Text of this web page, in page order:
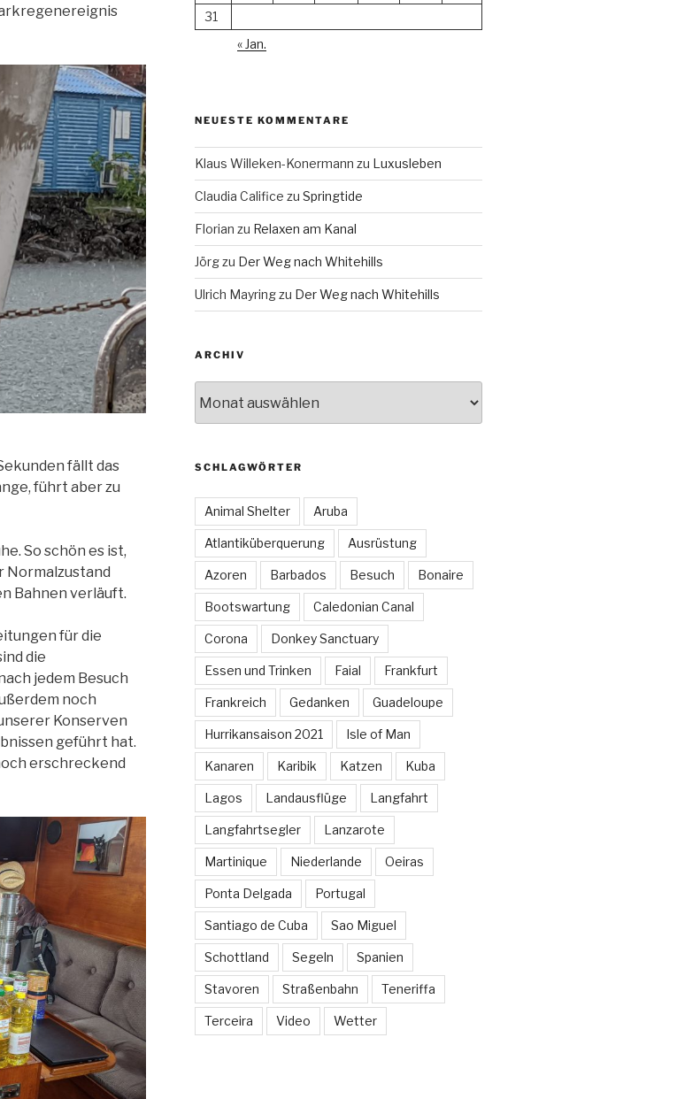
fällt das
führt aber zu
So schön es ist,
Normalzustand
Bahnen verläuft.
für die
die
jedem Besuch
noch
Konserven
geführt hat.
erschreckend
31
« Jan.
NEUESTE KOMMENTARE
Klaus Willeken-Konermann zu Luxusleben
Claudia Califice zu Springtide
Florian zu Relaxen am Kanal
Jörgzu Der Weg nach Whitehills
Ulrich Mayringzu Der Weg nach Whitehills
ARCHIV
SCHLAGWÖRTER
Animal Shelter Aruba
Atlantiküberquerung Ausrüstung
Azoren Barbados Besuch Bonaire
Bootswartung Caledonian Canal
Corona Donkey Sanctuary
Essen und Trinken Faial Frankfurt
Frankreich Gedanken Guadeloupe
Hurrikansaison 2021 Isle of Man
Kanaren Karibik Katzen Kuba
Lagos Landausflüge Langfahrt
Langfahrtsegler Lanzarote
Martinique Niederlande Oeiras
Ponta Delgada Portugal
Santiago de Cuba Sao Miguel
Schottland Segeln Spanien
Stavoren Straßenbahn Teneriffa
Terceira Video Wetter